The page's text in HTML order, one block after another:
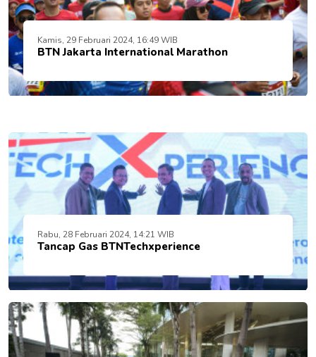
Kamis, 29 Februari 2024, 16:49 WIB
BTN Jakarta International Marathon
Rabu, 28 Februari 2024, 14:21 WIB
Tancap Gas BTNTechxperience